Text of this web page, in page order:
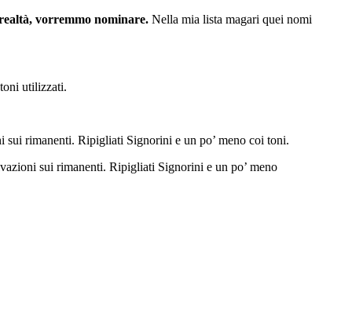
vorremmo nominare. Nella mia lista magari quei nomi
utilizzati.
rimanenti. Ripigliati Signorini e un po’ meno coi toni.
sui rimanenti. Ripigliati Signorini e un po’ meno